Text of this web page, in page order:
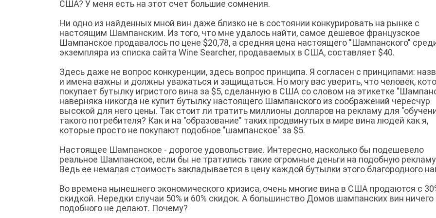
США? У меня есть на этот счет большие сомнения.
Ни одно из найденных мной вин даже близко не в состоянии конкурировать на рынке с
настоящим Шампанским. Из того, что мне удалось найти, самое дешевое французское
Шампанское продавалось по цене $20,78, а средняя цена настоящего "Шампанского"
экземпляра из списка сайта Wine Searcher, продаваемых в США, составляет $40.
Здесь даже не вопрос конкуренции, здесь вопрос принципа. Я согласен с принципами:
и имена важны и должны уважаться и защищаться. Но могу вас уверить, что человек,
покупает бутылку игристого вина за $5, сделанную в США со словом на этикетке
наверняка никогда не купит бутылку настоящего Шампанского из соображений чересчур
высокой для него цены. Так стоит ли тратить миллионы долларов на рекламу для
такого потребителя? Как и на "образование" таких продвинутых в мире вина людей как я,
которые просто не покупают подобное "шампанское" за $5.
Настоящее Шампанское - дорогое удовольствие. Интересно, насколько бы подешевело
реальное Шампанское, если бы не тратились такие огромные деньги на подобную
Ведь ее немалая стоимость закладывается в цену каждой бутылки этого благородного
Во времена нынешнего экономического кризиса, очень многие вина в США продаются с
скидкой. Нередки случаи 50% и 60% скидок. А большинство Домов шампанских вин ничего
подобного не делают. Почему?